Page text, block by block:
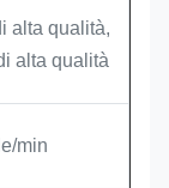
alta qualità,
alta qualità
min